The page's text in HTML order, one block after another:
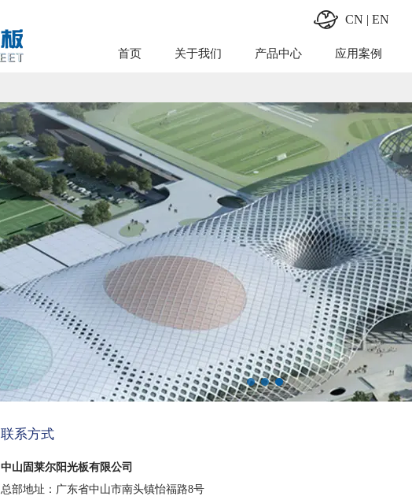
CN | EN
首页 关于我们 产品中心 应用案例
1 2 3
联系方式
中山固莱尔阳光板有限公司
总部地址：广东省中山市南头镇怡福路8号